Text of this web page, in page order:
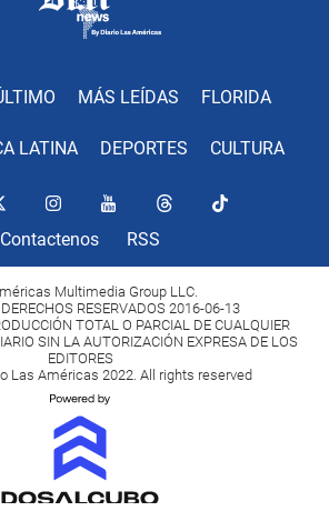
MÁS LEÍDAS FLORIDA
LATINA DEPORTES CULTURA
Contactenos RSS
Multimedia Group LLC.
RESERVADOS 2016-06-13
TOTAL O PARCIAL DE CUALQUIER
SIN LA AUTORIZACIÓN EXPRESA DE LOS
EDITORES
Las Américas 2022. All rights reserved